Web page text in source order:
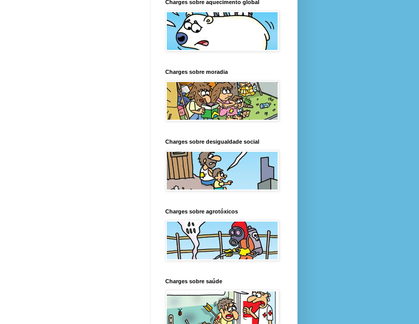
Charges sobre aquecimento global
Charges sobre moradia
Charges sobre desigualdade social
Charges sobre agrotóxicos
Charges sobre saúde